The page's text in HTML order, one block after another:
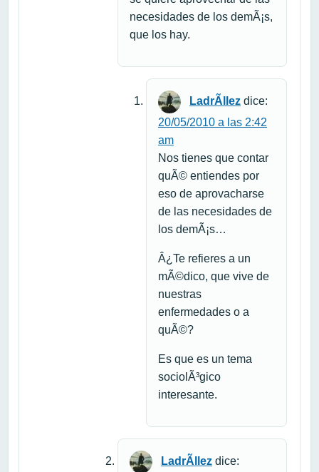
necesidades de los demÃ¡s,
que los hay.
LadrÃ­llez dice:
20/05/2010 a las 2:42
am
Nos tienes que contar
quÃ© entiendes por
eso de aprovacharse
de las necesidades de
los demÃ¡s…
Â¿Te refieres a un
mÃ©dico, que vive de
nuestras
enfermedades o a
quÃ©?
Es que es un tema
sociolÃ³gico
interesante.
LadrÃ­llez dice: